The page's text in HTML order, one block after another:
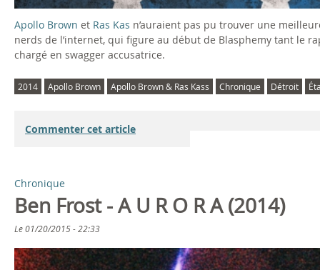
Apollo Brown et Ras Kas n’auraient pas pu trouver une
nerds de l’internet, qui figure au début de Blasphemy tant le
chargé en swagger accusatrice.
2014 Apollo Brown Apollo Brown & Ras Kass Chronique Détroit
Commenter cet article
Chronique
Ben Frost - A U R O R A (2014)
Le01/20/2015 - 22:33